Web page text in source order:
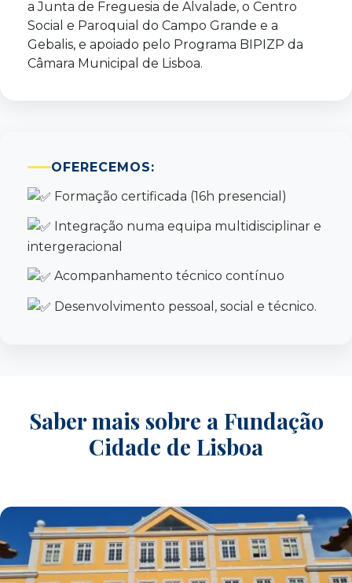
a Junta de Freguesia de Alvalade, o Centro
Social e Paroquial do Campo Grande e a
Gebalis, e apoiado pelo Programa BIPIZP da
Câmara Municipal de Lisboa.
OFERECEMOS:
Formação certificada (16h presencial)
Integração numa equipa multidisciplinar e
intergeracional
Acompanhamento técnico contínuo
Desenvolvimento pessoal, social e técnico.
Saber mais sobre a Fundação
Cidade de Lisboa